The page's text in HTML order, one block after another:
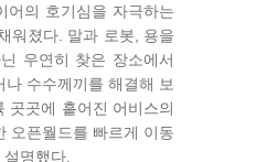
어의 호기심을 자극하는
워졌다. 말과 로봇, 용을
우연히 찾은 장소에서
수수께끼를 해결해 보
곳곳에 흩어진 어비스의
오픈월드를 빠르게 이동
명했다.